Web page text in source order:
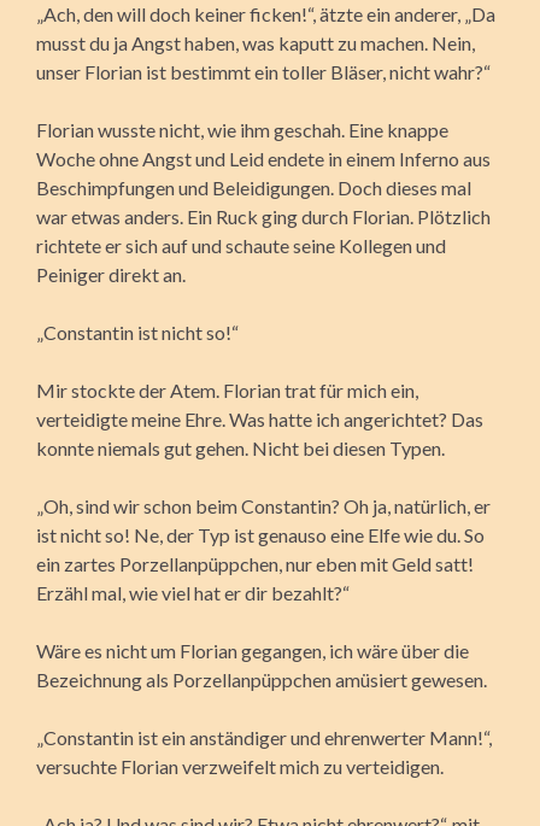
„Ach, den will doch keiner ficken!“, ätzte ein anderer, „Da
musst du ja Angst haben, was kaputt zu machen. Nein,
unser Florian ist bestimmt ein toller Bläser, nicht wahr?“
Florian wusste nicht, wie ihm geschah. Eine knappe
Woche ohne Angst und Leid endete in einem Inferno aus
Beschimpfungen und Beleidigungen. Doch dieses mal
war etwas anders. Ein Ruck ging durch Florian. Plötzlich
richtete er sich auf und schaute seine Kollegen und
Peiniger direkt an.
„Constantin ist nicht so!“
Mir stockte der Atem. Florian trat für mich ein,
verteidigte meine Ehre. Was hatte ich angerichtet? Das
konnte niemals gut gehen. Nicht bei diesen Typen.
„Oh, sind wir schon beim Constantin? Oh ja, natürlich, er
ist nicht so! Ne, der Typ ist genauso eine Elfe wie du. So
ein zartes Porzellanpüppchen, nur eben mit Geld satt!
Erzähl mal, wie viel hat er dir bezahlt?“
Wäre es nicht um Florian gegangen, ich wäre über die
Bezeichnung als Porzellanpüppchen amüsiert gewesen.
„Constantin ist ein anständiger und ehrenwerter Mann!“,
versuchte Florian verzweifelt mich zu verteidigen.